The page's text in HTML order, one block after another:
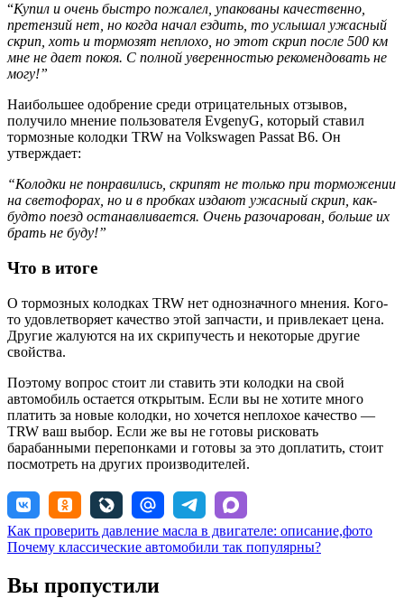
“Купил и очень быстро пожалел, упакованы качественно,
претензий нет, но когда начал ездить, то услышал ужасный
скрип, хоть и тормозят неплохо, но этот скрип после 500 км
мне не дает покоя. С полной уверенностью рекомендовать не
могу!”
Наибольшее одобрение среди отрицательных отзывов,
получило мнение пользователя EvgenyG, который ставил
тормозные колодки TRW на Volkswagen Passat B6. Он
утверждает:
“Колодки не понравились, скрипят не только при торможении
на светофорах, но и в пробках издают ужасный скрип, как-
будто поезд останавливается. Очень разочарован, больше их
брать не буду!”
Что в итоге
О тормозных колодках TRW нет однозначного мнения. Кого-
то удовлетворяет качество этой запчасти, и привлекает цена.
Другие жалуются на их скрипучесть и некоторые другие
свойства.
Поэтому вопрос стоит ли ставить эти колодки на свой
автомобиль остается открытым. Если вы не хотите много
платить за новые колодки, но хочется неплохое качество —
TRW ваш выбор. Если же вы не готовы рисковать
барабанными перепонками и готовы за это доплатить, стоит
посмотреть на других производителей.
Навигация
по
записям
Как проверить давление масла в двигателе: описание,фото
Почему классические автомобили так популярны?
Вы пропустили